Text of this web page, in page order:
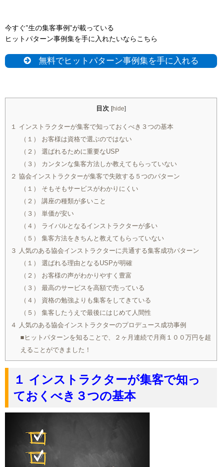
今すぐ”生の集客事例”が載っている
ヒットパターン事例集を手に入れたいならこちら
無料でヒットパターン事例集を手に入れる
目次 [hide]
１ インストラクターが集客で知っておくべき３つの基本
（１） お客様は資格で選ぶのではない
（２） 選ばれるために重要なUSP
（３） カンタンな集客方法しか教えてもらっていない
２ 協会インストラクターが集客で失敗する５つのパターン
（１） そもそもサービスがわかりにくい
（２） 講座の種類が多いこと
（３） 単価が安い
（４） ライバルとなるインストラクターが多い
（５） 集客方法をきちんと教えてもらっていない
３ 人気のある協会インストラクターに共通する集客成功パターン
（１） 選ばれる理由となるUSPが明確
（２） お客様の声がわかりやすく豊富
（３） 最高のサービスを高額で売っている
（４） 資格の勉強よりも集客をしてきている
（５） 集客したうえで最後にはじめて人間性
４ 人気のある協会インストラクターのプロデュース成功事例
■ヒットパターンを知ることで、２ヶ月連続で月商１００万円を超
えることができました！
１ インストラクターが集客で知っ
ておくべき３つの基本